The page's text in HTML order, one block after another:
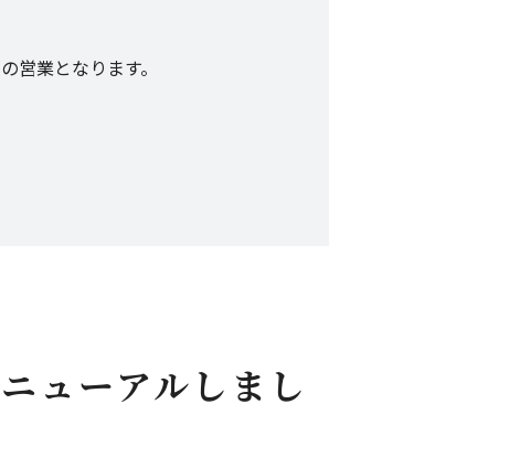
営業となります。
ューアルしまし